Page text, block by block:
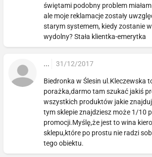
świętami podobny problem
ale moje reklamacje zostały
starym systemem, kiedy zostanie
wydolny? Stała klientka-emerytka
... 31/12/2017
Biedronka w Ślesin ul.Kleczewska
porażka,darmo tam szukać jakiś
wszystkich produktów jakie
tym sklepie znajdziesz może 1/10
promocji.Myślę,że jest to wina
sklepu,które po prostu nie radzi
tego obiektu.